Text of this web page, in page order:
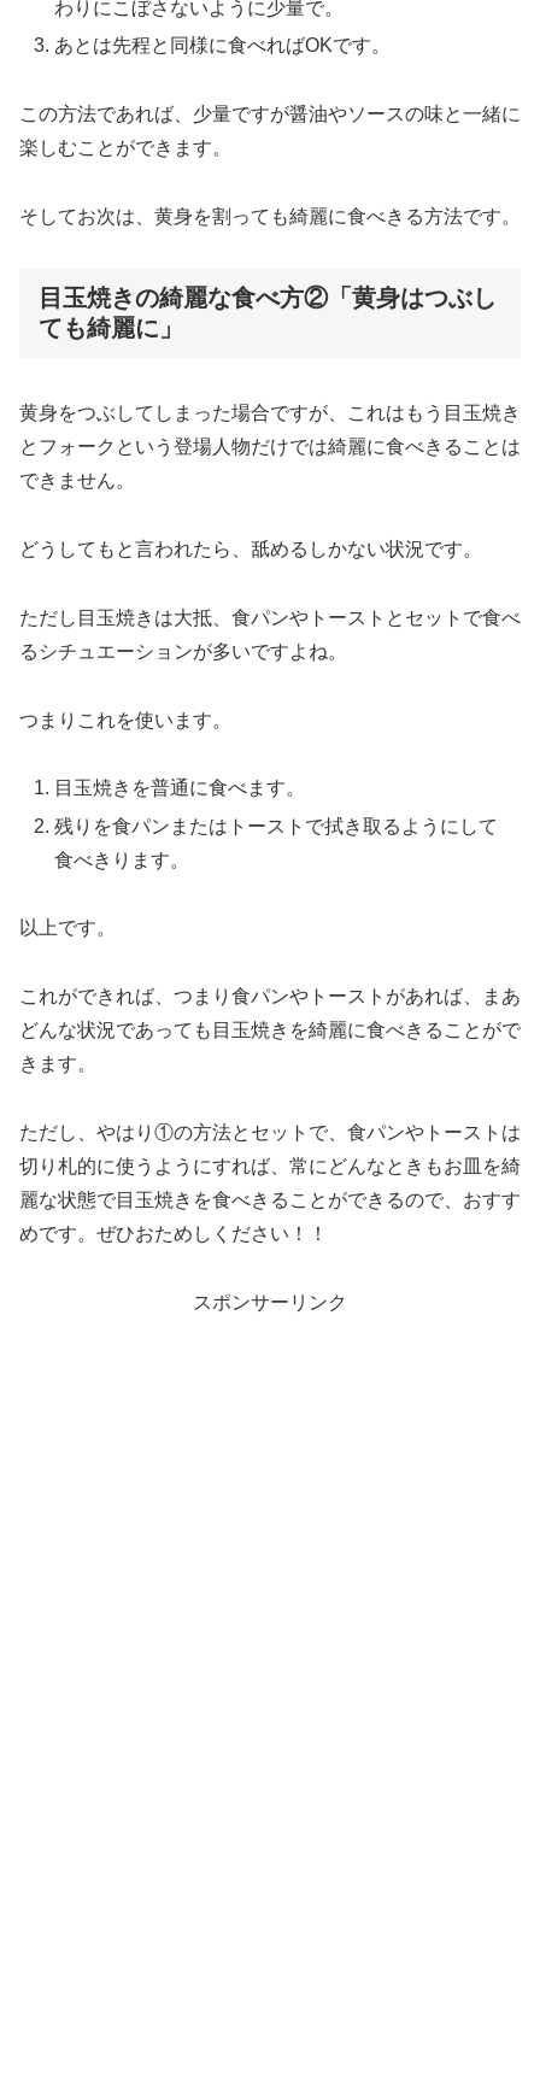
わりにこぼさないように少量で。
あとは先程と同様に食べればOKです。
この方法であれば、少量ですが醤油やソースの味と一緒に
楽しむことができます。
そしてお次は、黄身を割っても綺麗に食べきる方法です。
目玉焼きの綺麗な食べ方②「黄身はつぶし
ても綺麗に」
黄身をつぶしてしまった場合ですが、これはもう目玉焼き
とフォークという登場人物だけでは綺麗に食べきることは
できません。
どうしてもと言われたら、舐めるしかない状況です。
ただし目玉焼きは大抵、食パンやトーストとセットで食べ
るシチュエーションが多いですよね。
つまりこれを使います。
目玉焼きを普通に食べます。
残りを食パンまたはトーストで拭き取るようにして
食べきります。
以上です。
これができれば、つまり食パンやトーストがあれば、まあ
どんな状況であっても目玉焼きを綺麗に食べきることがで
きます。
ただし、やはり①の方法とセットで、食パンやトーストは
切り札的に使うようにすれば、常にどんなときもお皿を綺
麗な状態で目玉焼きを食べきることができるので、おすす
めです。ぜひおためしください！！
スポンサーリンク